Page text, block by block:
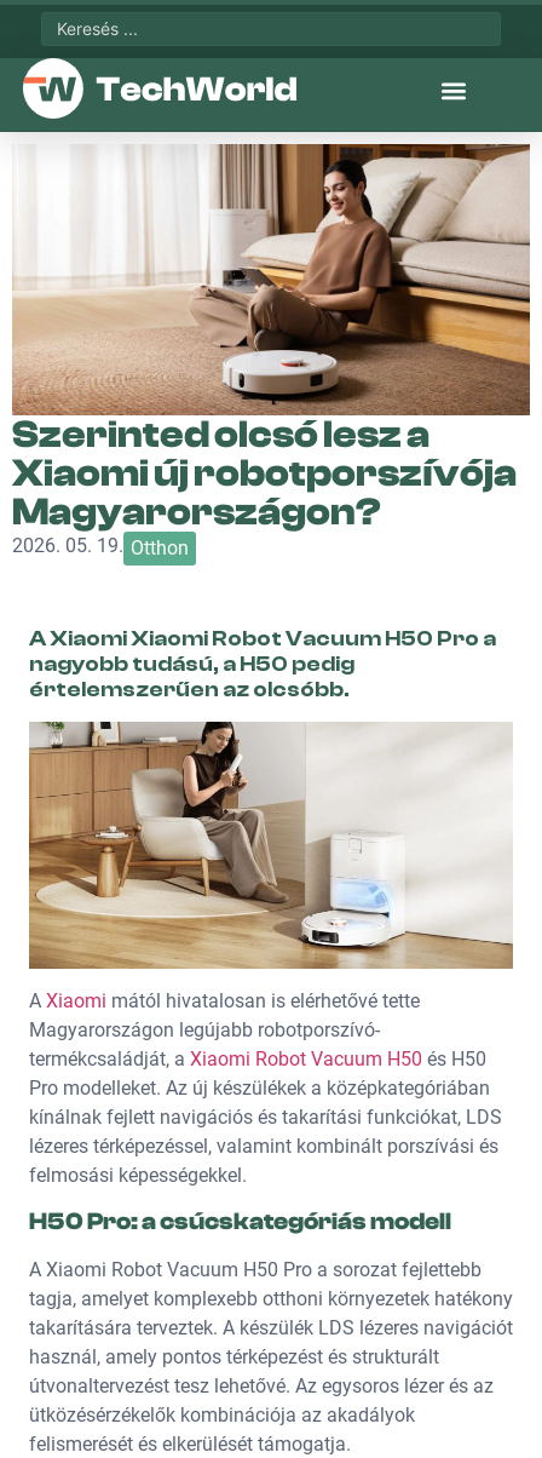
Szerinted olcsó lesz a
Xiaomi új robotporszívója
Magyarországon?
2026. 05. 19. Otthon
A Xiaomi Xiaomi Robot Vacuum H50 Pro a
nagyobb tudású, a H50 pedig
értelemszerűen az olcsóbb.
A Xiaomi mától hivatalosan is elérhetővé tette
Magyarországon legújabb robotporszívó-
termékcsaládját, a Xiaomi Robot Vacuum H50 és H50
Pro modelleket. Az új készülékek a középkategóriában
kínálnak fejlett navigációs és takarítási funkciókat, LDS
lézeres térképezéssel, valamint kombinált porszívási és
felmosási képességekkel.
H50 Pro: a csúcskategóriás modell
A Xiaomi Robot Vacuum H50 Pro a sorozat fejlettebb
tagja, amelyet komplexebb otthoni környezetek hatékony
takarítására terveztek. A készülék LDS lézeres navigációt
használ, amely pontos térképezést és strukturált
útvonaltervezést tesz lehetővé. Az egysoros lézer és az
ütközésérzékelők kombinációja az akadályok
felismerését és elkerülését támogatja.